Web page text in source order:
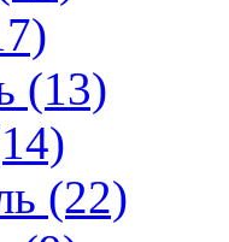
(13)
(22)